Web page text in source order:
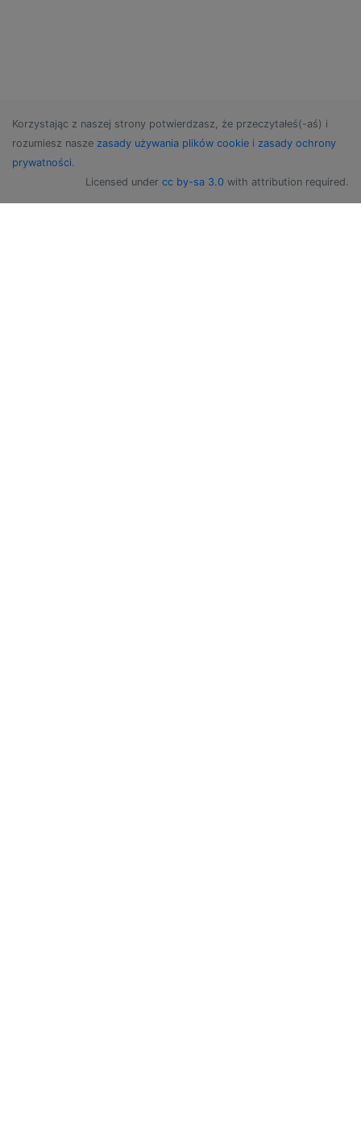
Korzystając z naszej strony potwierdzasz, że przeczytałeś(-aś) i
rozumiesz nasze zasady używania plików cookie i zasady ochrony
prywatności.
Licensed under cc by-sa 3.0 with attribution required.